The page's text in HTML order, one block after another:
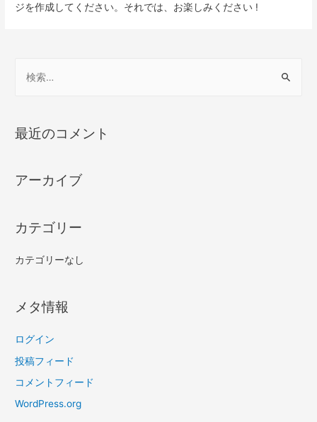
ジを作成してください。それでは、お楽しみください !
最近のコメント
アーカイブ
カテゴリー
カテゴリーなし
メタ情報
ログイン
投稿フィード
コメントフィード
WordPress.org